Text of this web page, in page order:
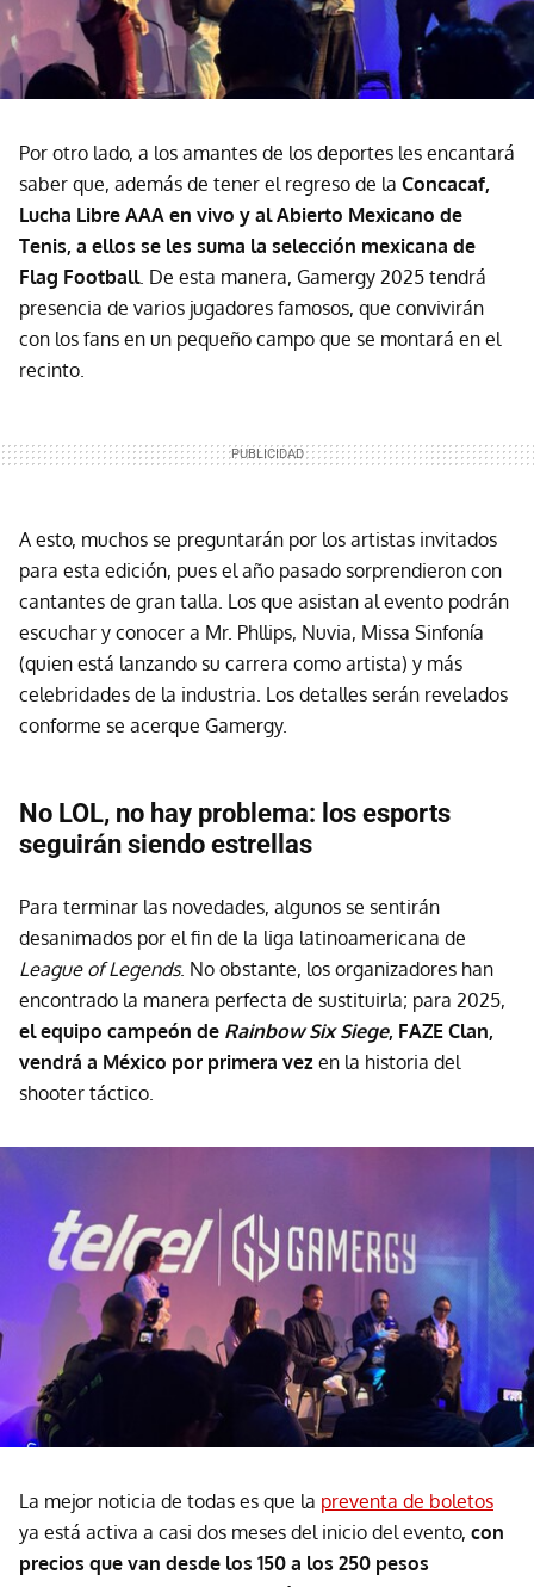
Por otro lado, a los amantes de los deportes les encantará
saber que, además de tener el regreso de la Concacaf,
Lucha Libre AAA en vivo y al Abierto Mexicano de
Tenis, a ellos se les suma la selección mexicana de
Flag Football. De esta manera, Gamergy 2025 tendrá
presencia de varios jugadores famosos, que convivirán
con los fans en un pequeño campo que se montará en el
recinto.
A esto, muchos se preguntarán por los artistas invitados
para esta edición, pues el año pasado sorprendieron con
cantantes de gran talla. Los que asistan al evento podrán
escuchar y conocer a Mr. Phllips, Nuvia, Missa Sinfonía
(quien está lanzando su carrera como artista) y más
celebridades de la industria. Los detalles serán revelados
conforme se acerque Gamergy.
No LOL, no hay problema: los esports
seguirán siendo estrellas
Para terminar las novedades, algunos se sentirán
desanimados por el fin de la liga latinoamericana de
League of Legends. No obstante, los organizadores han
encontrado la manera perfecta de sustituirla; para 2025,
el equipo campeón de Rainbow Six Siege, FAZE Clan,
vendrá a México por primera vez en la historia del
shooter táctico.
La mejor noticia de todas es que la preventa de boletos
ya está activa a casi dos meses del inicio del evento, con
precios que van desde los 150 a los 250 pesos